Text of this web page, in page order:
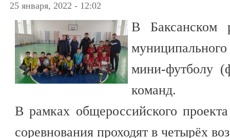
25 января, 2022 - 12:02
В Баксанском
мини-футболу
команд.
В рамках общероссийского
соревнования проходят в четырёх